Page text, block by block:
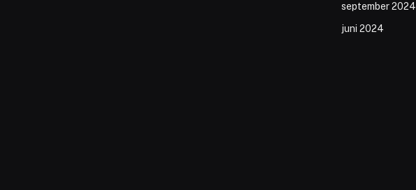
september 2024
juni 2024